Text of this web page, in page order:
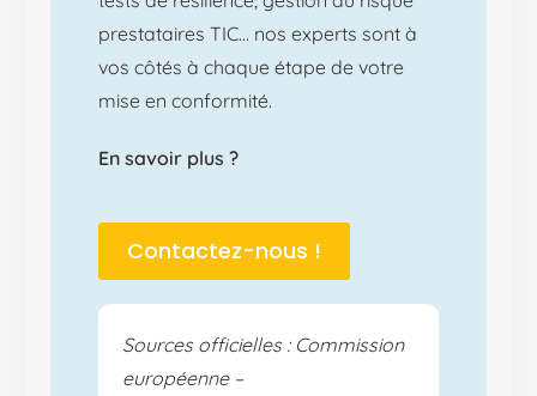
prestataires TIC… nos experts sont à
vos côtés à chaque étape de votre
mise en conformité.
En savoir plus ?
Contactez-nous !
Sources officielles : Commission
européenne –